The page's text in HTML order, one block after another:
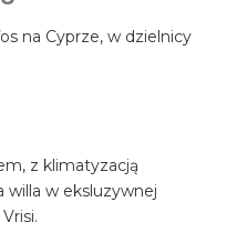
na Cyprze, w dzielnicy
z klimatyzacją
willa w eksluzywnej